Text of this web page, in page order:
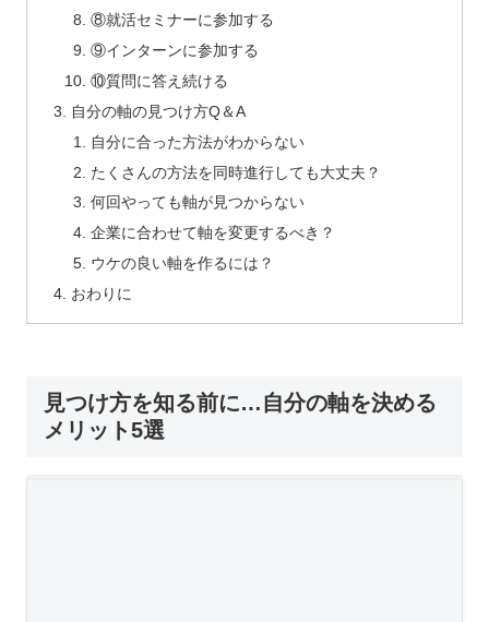
⑧就活セミナーに参加する
⑨インターンに参加する
⑩質問に答え続ける
自分の軸の見つけ方Q＆A
自分に合った方法がわからない
たくさんの方法を同時進行しても大丈夫？
何回やっても軸が見つからない
企業に合わせて軸を変更するべき？
ウケの良い軸を作るには？
おわりに
見つけ方を知る前に…自分の軸を決める
メリット5選